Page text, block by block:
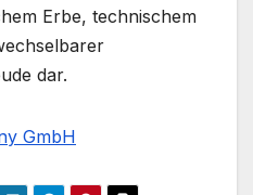
Erbe, technischem
dar.
GmbH